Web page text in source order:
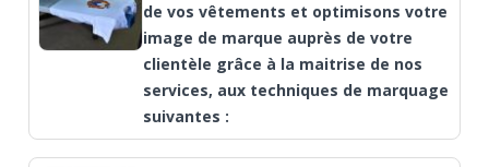
de vos vêtements et optimisons votre
image de marque auprès de votre
clientèle grâce à la maitrise de nos
services, aux techniques de marquage
suivantes :